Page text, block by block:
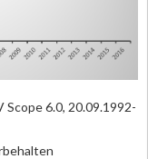
6.0, 20.09.1992-